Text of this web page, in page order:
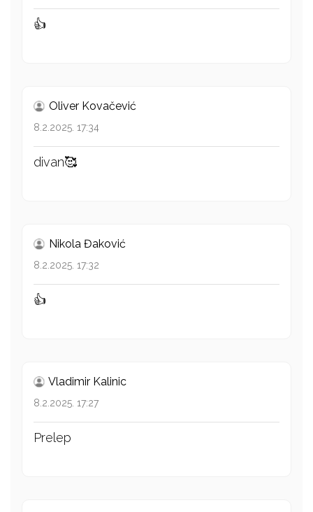
👍
Oliver Kovačević
8.2.2025. 17:34
divan🥰
Nikola Đaković
8.2.2025. 17:32
👍
Vladimir Kalinic
8.2.2025. 17:27
Prelep